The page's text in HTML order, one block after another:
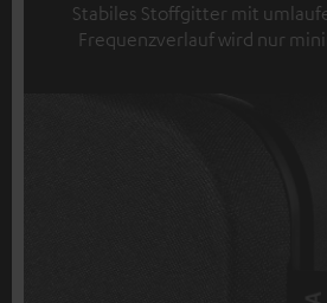
Stabiles Stoffgitter mit
Frequenzverlauf wird nur